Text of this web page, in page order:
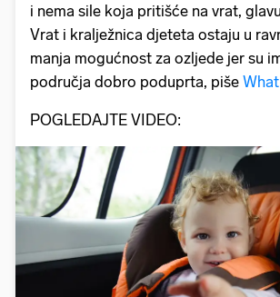
i nema sile koja pritišće na vrat,
Vrat i kralježnica djeteta ostaju u
manja mogućnost za ozljede jer su
područja dobro poduprta, piše
POGLEDAJTE VIDEO:
Pokretanje videa...